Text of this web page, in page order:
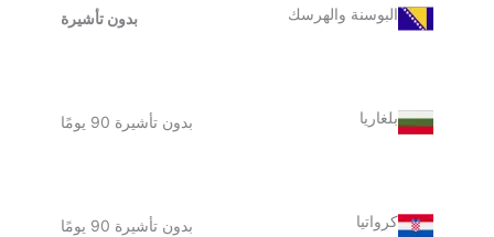
البوسنة والهرسك بدون تأشيرة
بلغاريا بدون تأشيرة 90 يومًا
كرواتيا بدون تأشيرة 90 يومًا